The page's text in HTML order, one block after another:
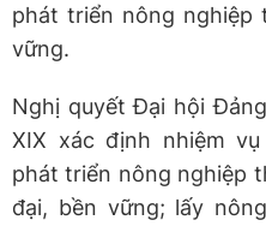
phát triển nông nghiệp
vững.
Nghị quyết Đại hội
XIX xác định nhiệm
phát triển nông nghiệp
đại, bền vững; lấy